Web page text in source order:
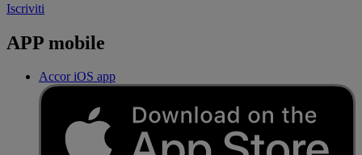
Iscriviti
APP mobile
Accor iOS app